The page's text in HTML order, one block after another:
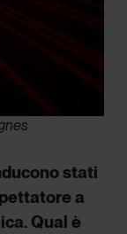
stati
a
Qual è